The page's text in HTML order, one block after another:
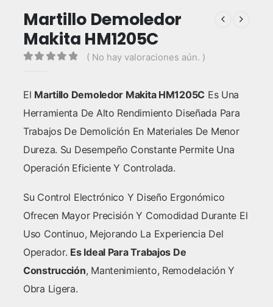
Martillo Demoledor
Makita HM1205C
( No hay valoraciones aún. )
El Martillo Demoledor Makita HM1205C Es Una
Herramienta De Alto Rendimiento Diseñada Para
Trabajos De Demolición En Materiales De Menor
Dureza. Su Desempeño Constante Permite Una
Operación Eficiente Y Controlada.
Su Control Electrónico Y Diseño Ergonómico
Ofrecen Mayor Precisión Y Comodidad Durante El
Uso Continuo, Mejorando La Experiencia Del
Operador. Es Ideal Para Trabajos De
Construcción, Mantenimiento, Remodelación Y
Obra Ligera.